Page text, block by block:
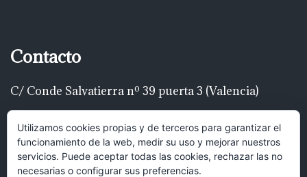
Contacto
C/ Conde Salvatierra nº 39 puerta 3 (Valencia)
Telf: 616 22 00 22
luispascualrodríguez@gmail.com
Utilizamos cookies propias y de terceros para garantizar el
funcionamiento de la web, medir su uso y mejorar nuestros
servicios. Puede aceptar todas las cookies, rechazar las no
necesarias o configurar sus preferencias.